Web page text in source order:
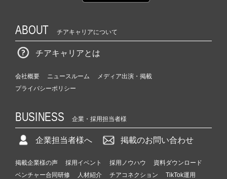
ABOUT チアキャリアについて
チアキャリアとは
会社概要 ニュースルーム
メディア出演・掲載
プライバシーポリシー
BUSINESS 企業・採用担当者様
企業担当者様へ 掲載のお問い合わせ
掲載企業様の声 採用イベント 採用ノウハウ
資料ダウンロード
ベンチャー合同研修
人材紹介 チアコネクション TikTok運用